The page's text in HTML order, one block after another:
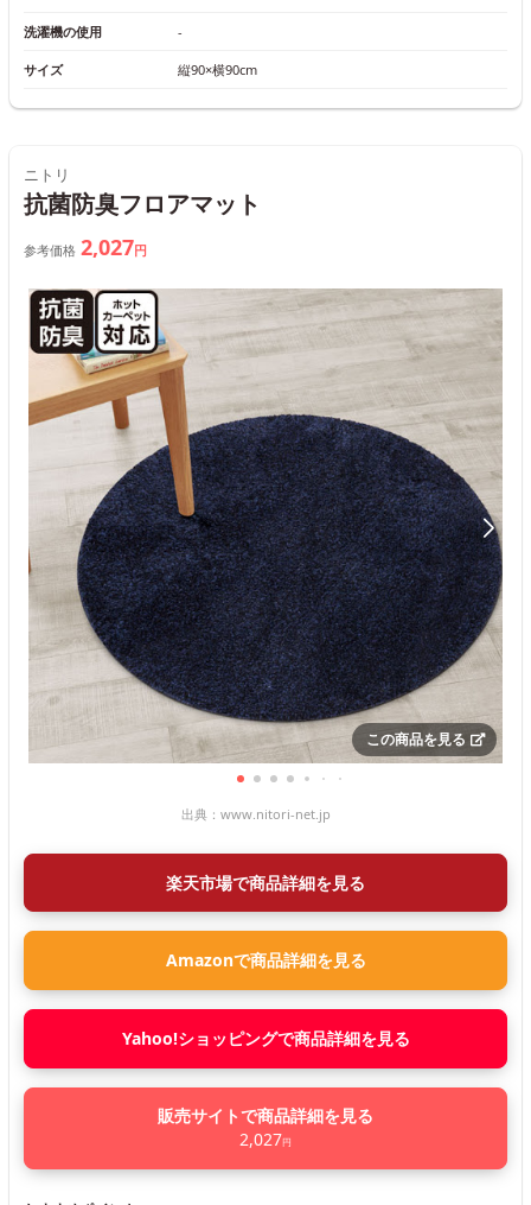
洗濯機の使用 -
サイズ 縦90×横90cm
ニトリ
抗菌防臭フロアマット
参考価格 2,027円
この商品を見る
出典： www.nitori-net.jp
楽天市場で商品詳細を見る
Amazonで商品詳細を見る
Yahoo!ショッピングで商品詳細を見る
販売サイトで商品詳細を見る
2,027円